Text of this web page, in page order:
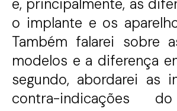
e, principalmente, as
o implante e os
Também falarei sobre
modelos e a diferença
segundo, abordarei as
contra-indicações